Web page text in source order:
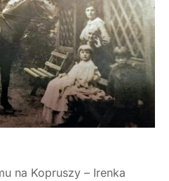
na Kopruszy – Irenka